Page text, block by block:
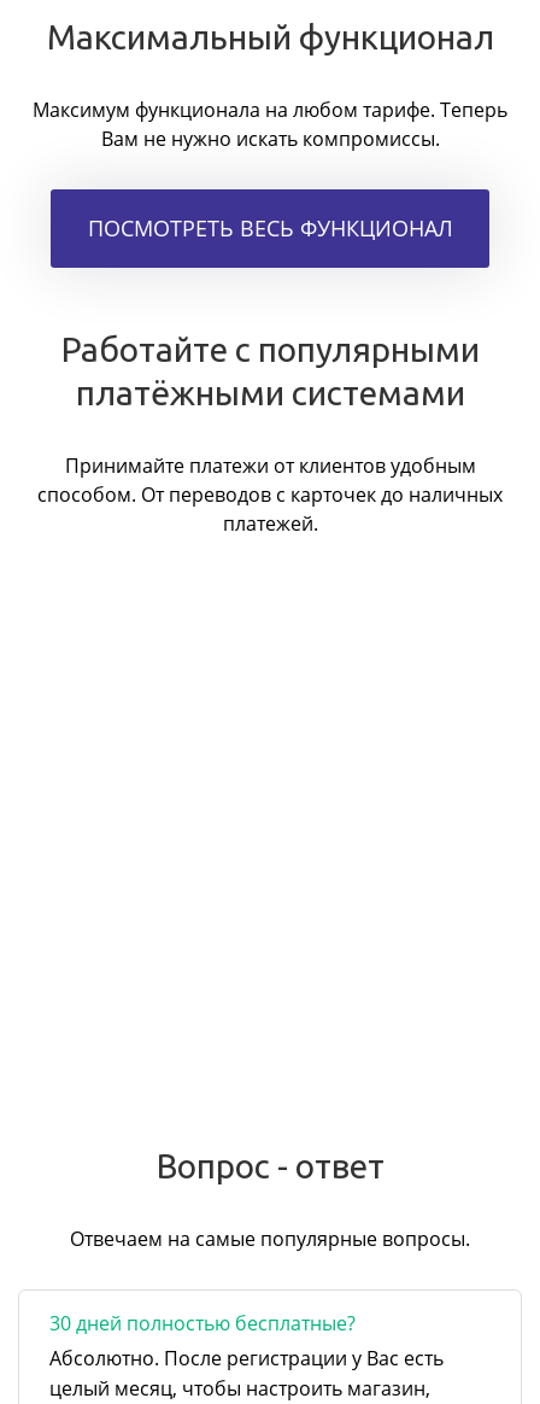
Максимальный функционал
Максимум функционала на любом тарифе. Теперь
Вам не нужно искать компромиссы.
ПОСМОТРЕТЬ ВЕСЬ ФУНКЦИОНАЛ
Работайте с популярными
платёжными системами
Принимайте платежи от клиентов удобным
способом. От переводов с карточек до наличных
платежей.
Вопрос - ответ
Отвечаем на самые популярные вопросы.
30 дней полностью бесплатные?
Абсолютно. После регистрации у Вас есть
целый месяц, чтобы настроить магазин,